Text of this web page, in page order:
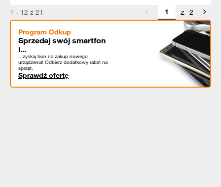
1 - 12 z 21 z 2
Program Odkup
Sprzedaj swój smartfon
i...
...zyskaj bon na zakup nowego
urządzenia! Odbierz dodatkowy rabat na
sprzęt.
Sprawdź ofertę